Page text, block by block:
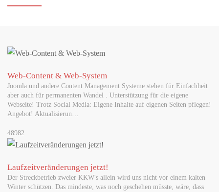
Kreismedienzentrum Waldshut…
Internationale Lotterien im Trend: Warum
EuroJackpot online immer mehr Aufmerksamkeit
erhält
überschreiten jetzt zunehmend die Landesgrenzen.
Mehrländerlotterien aus…
MAI 29, 2026
Neue Musterbriefe helfen Passagieren, ihre Rechte
Web-Content & Web-System
Joomla und andere Content Management Systeme stehen für Einfachheit
aber auch für permanenten Wandel . Unterstützung für die eigene
Webseite! Trotz Social Media: Eigene Inhalte auf eigenen Seiten pflegen!
Angebot! Aktualisierun…
48982
Laufzeitveränderungen jetzt!
Der Streckbetrieb zweier KKW's allein wird uns nicht vor einem kalten
Winter schützen. Das mindeste, was noch geschehen müsste, wäre, dass